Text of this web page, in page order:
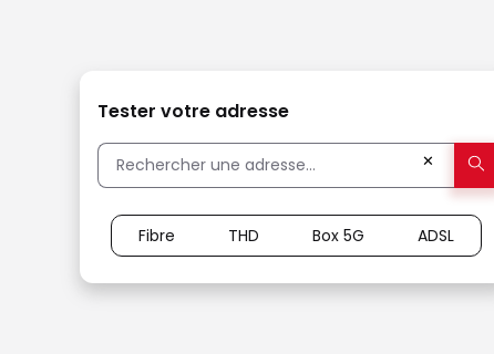
Tester votre adresse
✕
Fibre THD Box 5G ADSL